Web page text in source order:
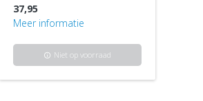
37,95
Meer informatie
info Niet op voorraad